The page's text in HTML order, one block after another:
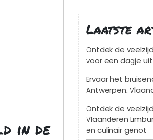
in de
Laatste
Ontdek de
voor een dagje
Ervaar het
Antwerpen,
Ontdek de
Vlaanderen
en culinair genot